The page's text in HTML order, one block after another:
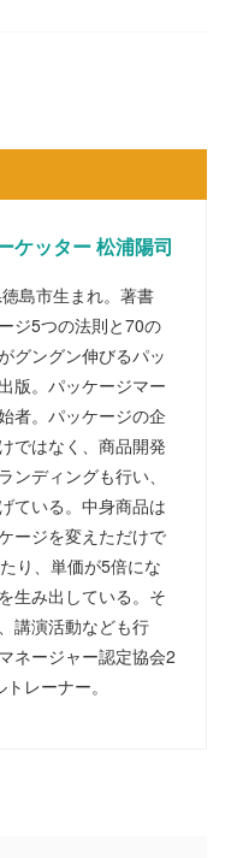
ケッター 松浦陽司
島市生まれ。著書
ジ5つの法則と70の
グングン伸びるパッ
版。パッケージマー
者。パッケージの企
ではなく、商品開発
ンディングも行い、
ている。中身商品は
ージを変えただけで
り、単価が5倍にな
生み出している。そ
講演活動なども行
ネージャー認定協会2
レーナー。